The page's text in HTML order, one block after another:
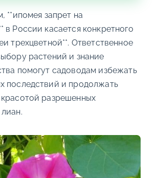
**ипомея запрет на
в России касается конкретного
трехцветной**. Ответственное
растений и знание
помогут садоводам избежать
последствий и продолжать
разрешенных